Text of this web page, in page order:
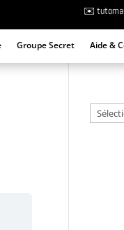
✉️
Groupe Secret Aide &
une